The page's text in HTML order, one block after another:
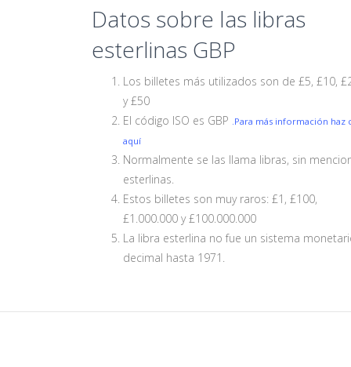
Datos sobre las libras
esterlinas GBP
Los billetes más utilizados son de £5, £10,
y £50
El código ISO es GBP .Para más información haz
aquí
Normalmente se las llama libras, sin
esterlinas.
Estos billetes son muy raros: £1, £100,
£1.000.000 y £100.000.000
La libra esterlina no fue un sistema
decimal hasta 1971.